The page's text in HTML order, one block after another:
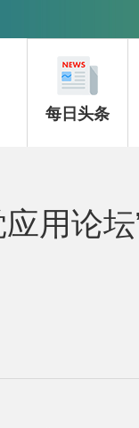
每日头条
用论